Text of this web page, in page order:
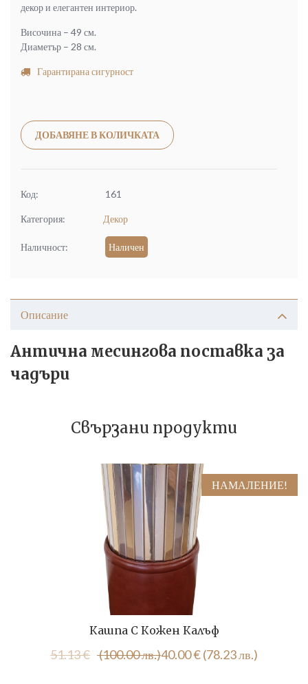
декор и елегантен интериор.
Височина – 49 см.
Диаметър – 28 см.
Гарантирана сигурност
ДОБАВЯНЕ В КОЛИЧКАТА
Код: 161
Категория: Декор
Наличност: Наличен
Описание
Антична месингова поставка за
чадъри
Свързани продукти
НАМАЛЕНИЕ!
Кашпа С Кожен Калъф
51.13€ (100.00 лв.)Original
40.00€(78.23 лв.)
Текущата